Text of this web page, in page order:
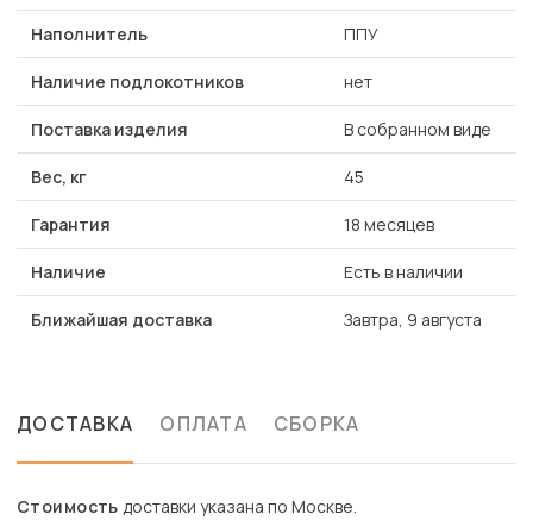
Наполнитель ППУ
Наличие подлокотников нет
Поставка изделия В собранном виде
Вес, кг 45
Гарантия 18 месяцев
Наличие Есть в наличии
Ближайшая доставка Завтра, 9 августа
ДОСТАВКА ОПЛАТА СБОРКА
Стоимость доставки указана по Москве.